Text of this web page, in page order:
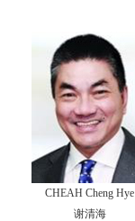
CHEAH Cheng Hye
谢清海